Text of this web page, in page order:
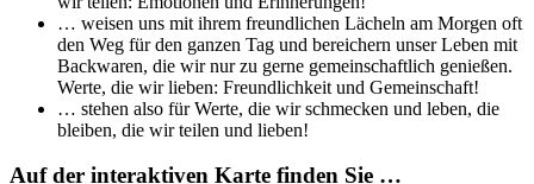
… weisen uns mit ihrem freundlichen Lächeln am Morgen oft
den Weg für den ganzen Tag und bereichern unser Leben mit
Backwaren, die wir nur zu gerne gemeinschaftlich genießen.
Werte, die wir lieben: Freundlichkeit und Gemeinschaft!
… stehen also für Werte, die wir schmecken und leben, die
bleiben, die wir teilen und lieben!
Auf der interaktiven Karte finden Sie …